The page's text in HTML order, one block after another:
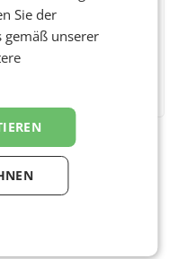
Post: Umsatzplus im
trotz schwachem
Sie der
gemäß unserer